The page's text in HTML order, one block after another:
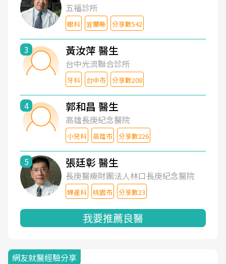
五福診所
眼科 宜蘭縣 分享數542
3 黃汝萍 醫生
台中光流聯合診所
牙科 台中市 分享數208
4 郭和昌 醫生
高雄長庚紀念醫院
小兒科 高雄市 分享數226
5 張廷彰 醫生
長庚醫療財團法人林口長庚紀念醫院
婦產科 桃園市 分享數23
我要推薦良醫
網友就醫經驗分享